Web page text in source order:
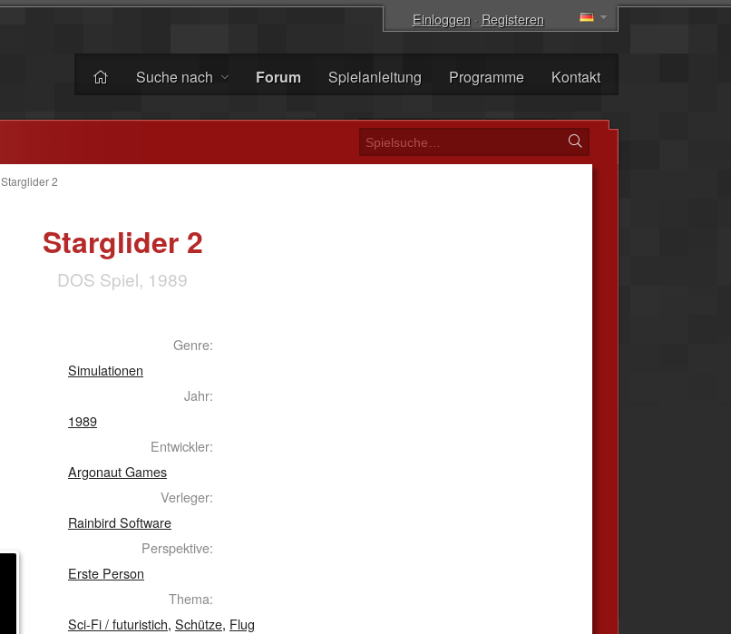
Einloggen· Registeren
Suche nach Forum Spielanleitung Programme Kontakt
Starglider 2
Starglider 2
DOS Spiel, 1989
Genre:
Simulationen
Jahr:
1989
Entwickler:
Argonaut Games
Verleger:
Rainbird Software
Perspektive:
Erste Person
Thema:
Sci-Fi / futuristich, Schütze, Flug